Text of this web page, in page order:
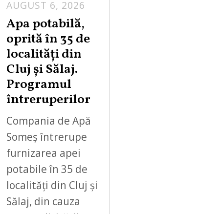
AUGUST 6, 2026
Apa potabilă,
oprită în 35 de
localități din
Cluj și Sălaj.
Programul
întreruperilor
Compania de Apă
Someș întrerupe
furnizarea apei
potabile în 35 de
localități din Cluj și
Sălaj, din cauza